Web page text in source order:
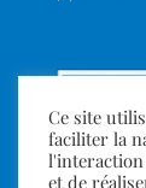
Ce site
faciliter la
l'interaction
et de